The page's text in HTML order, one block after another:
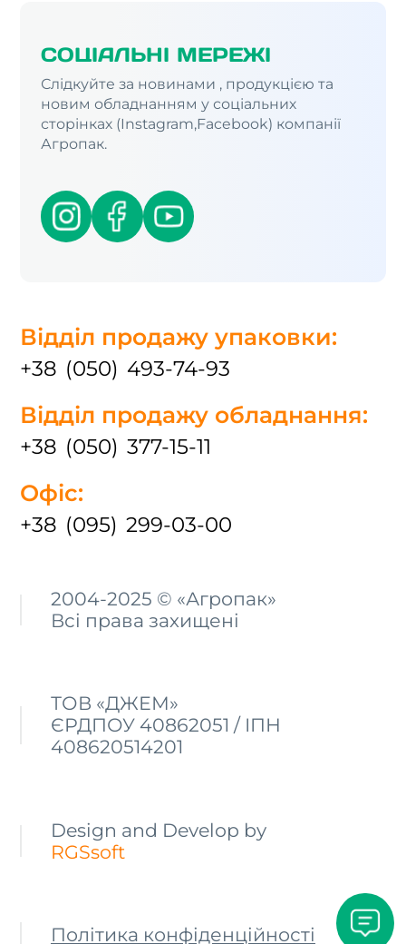
СОЦІАЛЬНІ МЕРЕЖІ
Слідкуйте за новинами , продукцією та
новим обладнанням у соціальних
сторінках (Instagram,Facebook) компанії
Агропак.
Відділ продажу упаковки:
+38 (050) 493-74-93
Відділ продажу обладнання:
+38 (050) 377-15-11
Офіс:
+38 (095) 299-03-00
2004-2025 © «Агропак»
Всі права захищені
ТОВ «ДЖЕМ»
ЄРДПОУ 40862051 / ІПН
408620514201
Design and Develop by
RGSsoft
Політика конфіденційності